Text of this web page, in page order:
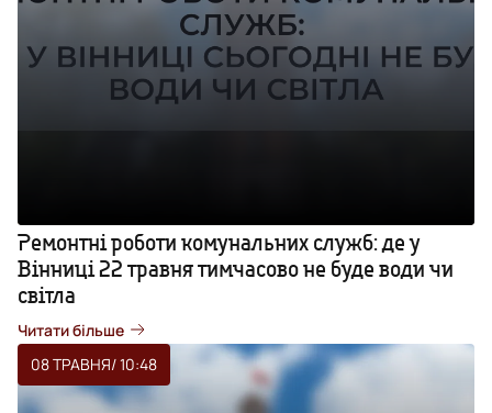
Ремонтні роботи комунальних служб: де у
Вінниці 22 травня тимчасово не буде води чи
світла
Читати більше
08 ТРАВНЯ/ 10:48